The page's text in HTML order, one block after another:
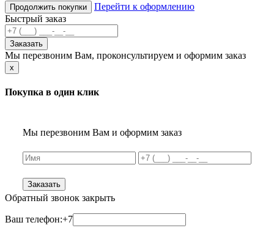
Продолжить покупки
Перейти к оформлению
Быстрый заказ
Заказать
Мы перезвоним Вам, проконсультируем и оформим заказ
x
Покупка в один клик
Мы перезвоним Вам и оформим заказ
Заказать
Обратный звонок закрыть
Ваш телефон:+7